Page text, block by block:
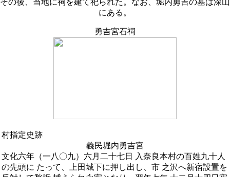
その後、当地に祠を建て祀られた。なお、堀内勇吉の墓は深山
にある。
勇吉宮石祠
村指定史跡
義民堀内勇吉宮
文化六年（一八〇九）六月二十七日 入奈良本村の百姓九十人
の先頭に たって、上田城下に押し出し、市 之沢へ新宿設置を